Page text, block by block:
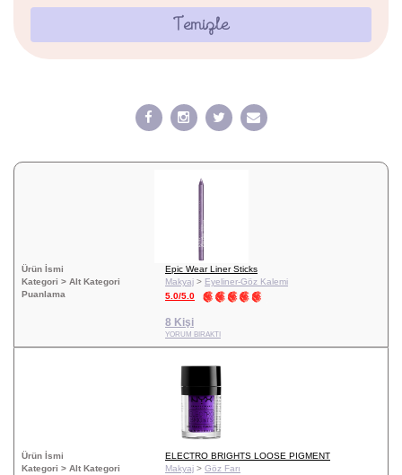
Temizle
Ürün İsmi
Epic Wear Liner Sticks
Kategori > Alt Kategori
Makyaj > Eyeliner-Göz Kalemi
Puanlama
5.0/5.0
8 Kişi
YORUM BIRAKTI
Ürün İsmi
ELECTRO BRIGHTS LOOSE PIGMENT
Kategori > Alt Kategori
Makyaj > Göz Farı